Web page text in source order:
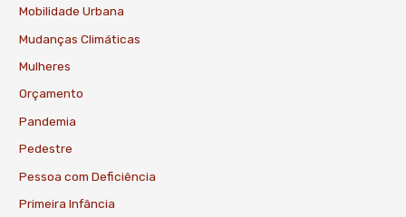
Mobilidade Urbana
Mudanças Climáticas
Mulheres
Orçamento
Pandemia
Pedestre
Pessoa com Deficiência
Primeira Infância